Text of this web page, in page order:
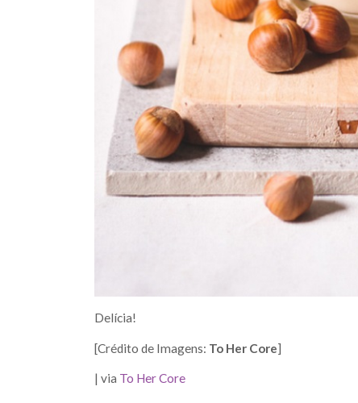
Delícia!
[Crédito de Imagens: To Her Core]
| via To Her Core